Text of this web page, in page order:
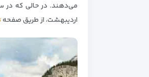
می‌دهند. در حالی که در
اردیبهشت، از طریق صفحه